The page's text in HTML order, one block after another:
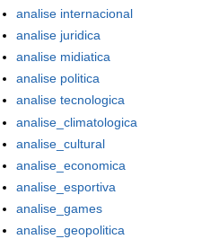
analise internacional
analise juridica
analise midiatica
analise politica
analise tecnologica
analise_climatologica
analise_cultural
analise_economica
analise_esportiva
analise_games
analise_geopolitica